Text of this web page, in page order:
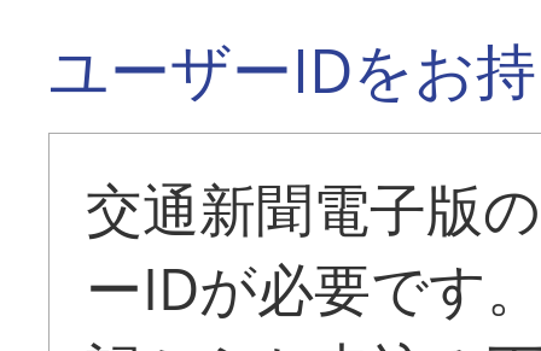
ユーザーIDをお
交通新聞電子版
ーIDが必要です